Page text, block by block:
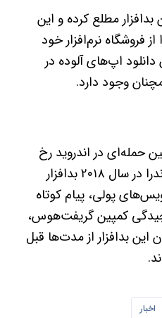
بدافزار مطلع کرده و این
فروشگاه نرم‌افزار خود
اپ‌های آلوده در
وجود دارد.
حمله‌ای در اندروید رخ
داده است. شرکت امنیتی واندرا در سال ۲۰۱۸ بدافزار
پولی، پیام کوتاه
کمپین گریفت‌هوس،
بدافزار از مدت‌ها قبل
اخبار